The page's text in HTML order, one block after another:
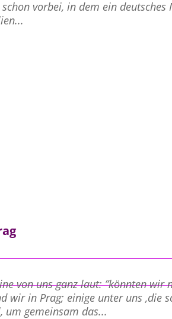
vorbei, in dem ein
von uns ganz laut: ”könnten wir
wir in Prag; einige unter uns ,die
um gemeinsam das...